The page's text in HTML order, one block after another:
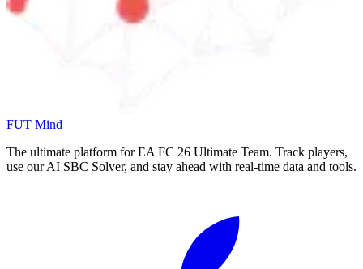
FUT Mind
The ultimate platform for EA FC 26 Ultimate Team. Track players,
use our AI SBC Solver, and stay ahead with real-time data and tools.